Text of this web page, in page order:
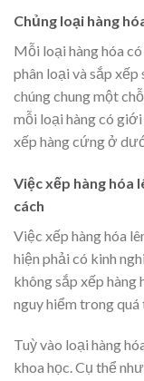
Chủng loại hàng
Mỗi loại hàng hóa
phân loại và sắp
chúng chung một
mỗi loại hàng có giới
xếp hàng cứng ở
Việc xếp hàng hóa
cách
Việc xếp hàng hóa
hiện phải có kinh
không sắp xếp hàng
nguy hiểm trong quá
Tuỳ vào loại hàng
khoa học. Cụ thể